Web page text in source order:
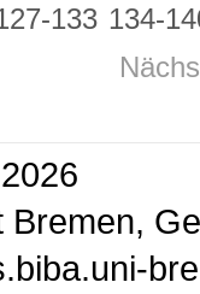
133 134-